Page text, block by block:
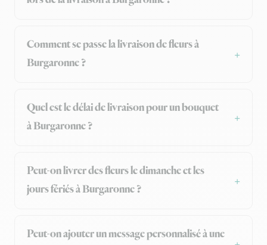
Comment se passe la livraison de fleurs à
Burgaronne ?
Quel est le délai de livraison pour un bouquet
à Burgaronne ?
Peut-on livrer des fleurs le dimanche et les
jours fériés à Burgaronne ?
Peut-on ajouter un message personnalisé à une